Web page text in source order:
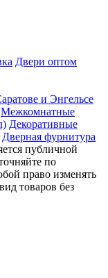
Двери оптом
и Энгельсе
Межкомнатные
Декоративные
Дверная фурнитура
публичной
по
право изменять
товаров без